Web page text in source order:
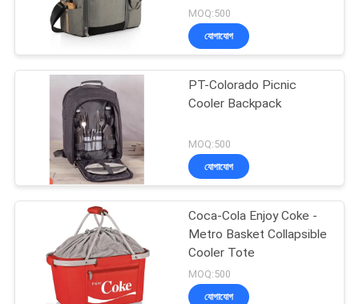
PRIVACY
POLICY
ইভা বহন মামলা
MOQ:500
যোগাযোগ
PT-Colorado Picnic
Cooler Backpack
MOQ:500
যোগাযোগ
Coca-Cola Enjoy Coke -
Metro Basket Collapsible
Cooler Tote
MOQ:500
যোগাযোগ